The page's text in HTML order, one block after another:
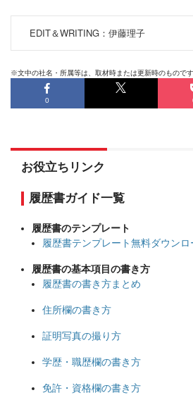
EDIT＆WRITING：伊藤理子
※文中の社名・所属等は、取材時または更新時のものです
0
お役立ちリンク
履歴書ガイド一覧
履歴書のテンプレート
履歴書テンプレート無料ダウンロ
履歴書の基本項目の書き方
履歴書の書き方まとめ
住所欄の書き方
証明写真の撮り方
学歴・職歴欄の書き方
免許・資格欄の書き方